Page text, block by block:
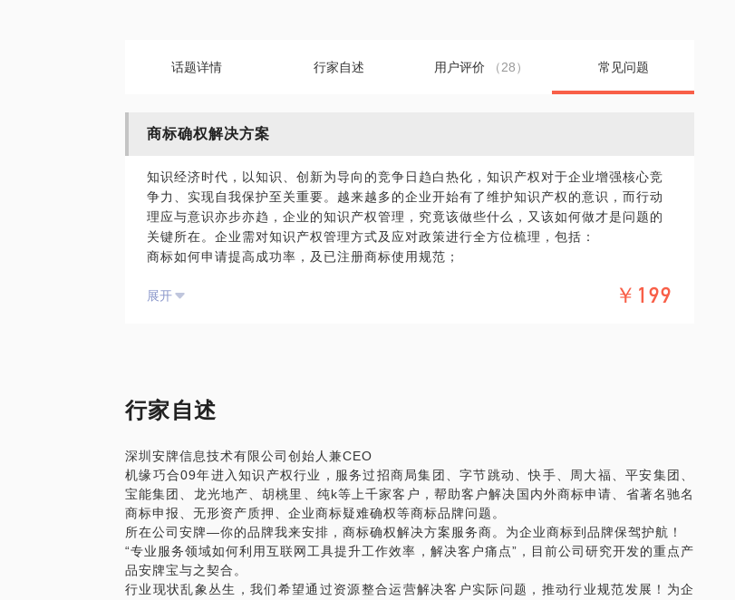
话题详情 行家自述 用户评价 （28） 常见问题
商标确权解决方案
知识经济时代，以知识、创新为导向的竞争日趋白热化，知识产权对于企业增强核心竞
争力、实现自我保护至关重要。越来越多的企业开始有了维护知识产权的意识，而行动
理应与意识亦步亦趋，企业的知识产权管理，究竟该做些什么，又该如何做才是问题的
关键所在。企业需对知识产权管理方式及应对政策进行全方位梳理，包括：
商标如何申请提高成功率，及已注册商标使用规范；
企业知识产权现状诊断及解决方案。
产）增值、转让、交易、授权，如iPad、特斯拉、新百伦等国外大牌在中国市场的商标
等问题深有感悟，有很多干货可以分享。
企业知识产权管理、风险防备等解决方案；
企业知识产权侵权维权处理；
企业闲置知识产权的再运营。
展开 ￥199
行家自述
深圳安牌信息技术有限公司创始人兼CEO
机缘巧合09年进入知识产权行业，服务过招商局集团、字节跳动、快手、周大福、平安集团、
宝能集团、龙光地产、胡桃里、纯k等上千家客户，帮助客户解决国内外商标申请、省著名驰名
商标申报、无形资产质押、企业商标疑难确权等商标品牌问题。
所在公司安牌—你的品牌我来安排，商标确权解决方案服务商。为企业商标到品牌保驾护航！
“专业服务领域如何利用互联网工具提升工作效率，解决客户痛点”，目前公司研究开发的重点产
品安牌宝与之契合。
行业现状乱象丛生，我们希望通过资源整合运营解决客户实际问题，推动行业规范发展！为企